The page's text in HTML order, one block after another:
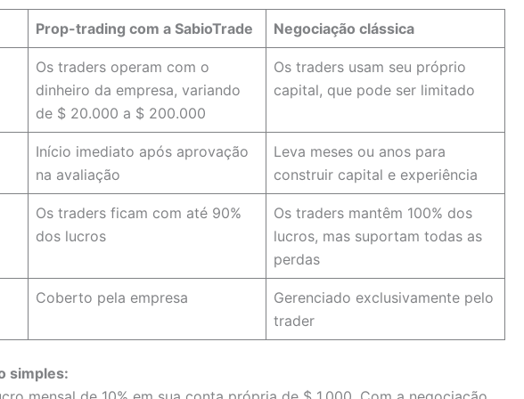
Prop-trading com a SabioTrade Negociação clássica
Os traders operam com o
dinheiro da empresa, variando
de $ 20.000 a $ 200.000
Os traders usam seu próprio
capital, que pode ser limitado
Início imediato após aprovação
na avaliação
Leva meses ou anos para
construir capital e experiência
Os traders ficam com até 90%
dos lucros
Os traders mantêm 100% dos
lucros, mas suportam todas as
perdas
Coberto pela empresa
Gerenciado exclusivamente pelo
trader
simples: